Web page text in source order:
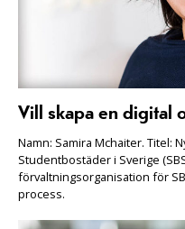
Vill skapa en digital
Namn: Samira Mchaiter. Titel:
Studentbostäder i Sverige
förvaltningsorganisation för
process.